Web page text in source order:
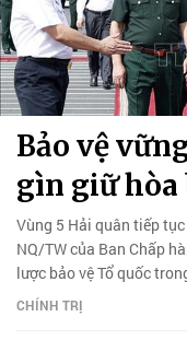
Bảo vệ
gìn giữ
Vùng 5 Hải quân tiếp
NQ/TW của Ban Chấp
lược bảo vệ Tổ quốc
CHÍNH TRỊ